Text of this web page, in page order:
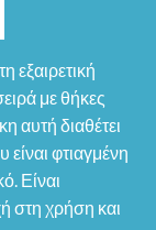
εξαιρετική
με θήκες
αυτή διαθέτει
φτιαγμένη
Είναι
στη χρήση και